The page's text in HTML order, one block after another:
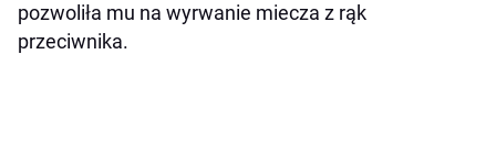
pozwoliła mu na wyrwanie miecza z rąk
przeciwnika.